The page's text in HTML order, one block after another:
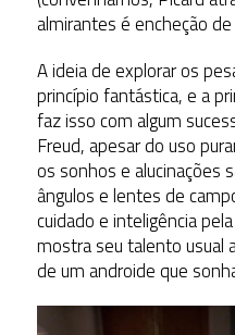
almirantes é encheção
A ideia de explorar os
princípio fantástica, e a
faz isso com algum
Freud, apesar do uso
os sonhos e alucinações
ângulos e lentes de
cuidado e inteligência
mostra seu talento usual
de um androide que